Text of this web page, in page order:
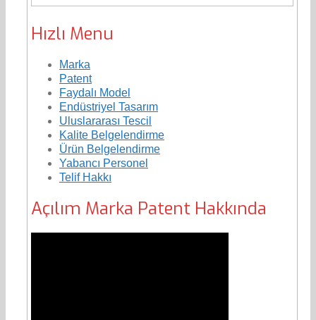
Hızlı Menu
Marka
Patent
Faydalı Model
Endüstriyel Tasarım
Uluslararası Tescil
Kalite Belgelendirme
Ürün Belgelendirme
Yabancı Personel
Telif Hakkı
Açılım Marka Patent Hakkında